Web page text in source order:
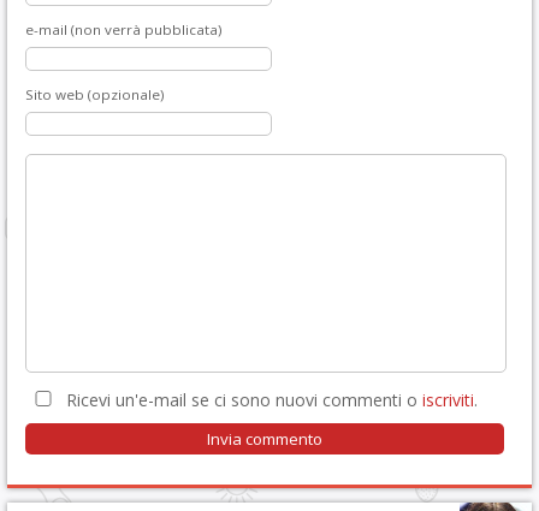
e-mail (non verrà pubblicata)
Sito web (opzionale)
Ricevi un'e-mail se ci sono nuovi commenti o iscriviti.